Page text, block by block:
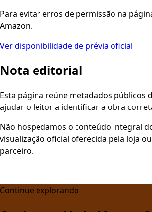
Para evitar erros de permissão na
Amazon.
Ver disponibilidade de prévia oficial
Nota editorial
Esta página reúne metadados
ajudar o leitor a identificar a obra
Não hospedamos o conteúdo integral
visualização oficial oferecida pela loja
parceiro.
Continue explorando